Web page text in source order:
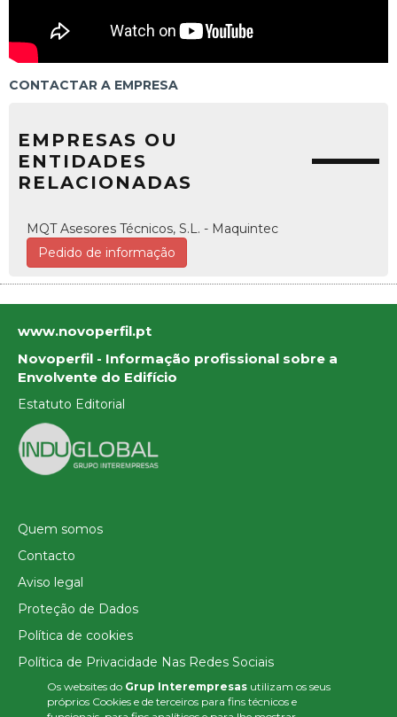
Os websites do Grup Interempresasutilizam os seus
próprios Cookies e de terceiros para fins técnicos e
CONTACTAR A EMPRESA
EMPRESAS OU
ENTIDADES
RELACIONADAS
MQT Asesores Técnicos, S.L. - Maquintec
Pedido de informação
www.novoperfil.pt
Novoperfil - Informação profissional sobre a
Envolvente do Edifício
Estatuto Editorial
Quem somos
Contacto
Aviso legal
Proteção de Dados
Política de cookies
Política de Privacidade Nas Redes Sociais
Canal de denúncias